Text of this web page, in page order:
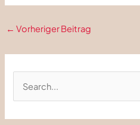
Beitragsnavigation
← Vorheriger Beitrag